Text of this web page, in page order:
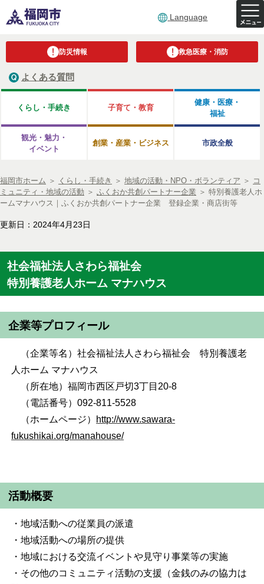
Language
防災情報 救急医療・消防
よくある質問
くらし・手続き 子育て・教育
健康・医療・
福祉
観光・魅力・
イベント
創業・産業・ビジネス 市政全般
福岡市ホーム ＞ くらし・手続き ＞ 地域の活動・NPO・ボランティア ＞ コ
ミュニティ・地域の活動 ＞ ふくおか共創パートナー企業 ＞ 特別養護老人ホ
ームマナハウス｜ふくおか共創パートナー企業 登録企業・商店街等
更新日：2024年4月23日
社会福祉法人さわら福祉会
特別養護老人ホーム マナハウス
企業等プロフィール
（企業等名）社会福祉法人さわら福祉会 特別養護老
人ホーム マナハウス
（所在地）福岡市西区戸切3丁目20-8
（電話番号）092-811-5528
（ホームページ）
http://www.sawara-
fukushikai.org/manahouse/
活動概要
・地域活動への従業員の派遣
・地域活動への場所の提供
・地域における交流イベントや見守り事業等の実施
・その他のコミュニティ活動の支援（金銭のみの協力は